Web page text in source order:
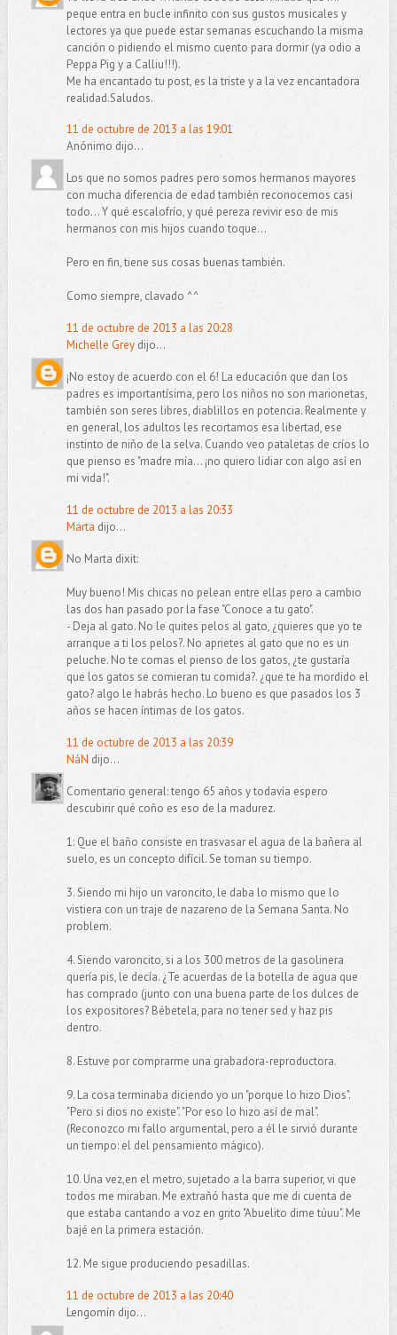
peque entra en bucle infinito con sus gustos musicales y
lectores ya que puede estar semanas escuchando la misma
canción o pidiendo el mismo cuento para dormir (ya odio a
Peppa Pig y a Calliu!!!).
Me ha encantado tu post, es la triste y a la vez encantadora
realidad.Saludos.
11 de octubre de 2013 a las 19:01
Anónimo dijo...
Los que no somos padres pero somos hermanos mayores
con mucha diferencia de edad también reconocemos casi
todo... Y qué escalofrío, y qué pereza revivir eso de mis
hermanos con mis hijos cuando toque...
Pero en fin, tiene sus cosas buenas también.
Como siempre, clavado ^^
11 de octubre de 2013 a las 20:28
Michelle Greydijo...
¡No estoy de acuerdo con el 6! La educación que dan los
padres es importantísima, pero los niños no son marionetas,
también son seres libres, diablillos en potencia. Realmente y
en general, los adultos les recortamos esa libertad, ese
instinto de niño de la selva. Cuando veo pataletas de críos lo
que pienso es "madre mía... ¡no quiero lidiar con algo así en
mi vida!".
11 de octubre de 2013 a las 20:33
Marta dijo...
No Marta dixit:
Muy bueno! Mis chicas no pelean entre ellas pero a cambio
las dos han pasado por la fase "Conoce a tu gato".
- Deja al gato. No le quites pelos al gato, ¿quieres que yo te
arranque a ti los pelos?. No aprietes al gato que no es un
peluche. No te comas el pienso de los gatos, ¿te gustaría
que los gatos se comieran tu comida?. ¿que te ha mordido el
gato? algo le habrás hecho. Lo bueno es que pasados los 3
años se hacen íntimas de los gatos.
11 de octubre de 2013 a las 20:39
NáN dijo...
Comentario general: tengo 65 años y todavía espero
descubirir qué coño es eso de la madurez.
1: Que el baño consiste en trasvasar el agua de la bañera al
suelo, es un concepto difícil. Se toman su tiempo.
3. Siendo mi hijo un varoncito, le daba lo mismo que lo
vistiera con un traje de nazareno de la Semana Santa. No
problem.
4. Siendo varoncito, si a los 300 metros de la gasolinera
quería pis, le decía. ¿Te acuerdas de la botella de agua que
has comprado (junto con una buena parte de los dulces de
los expositores? Bébetela, para no tener sed y haz pis
dentro.
8. Estuve por comprarme una grabadora-reproductora.
9. La cosa terminaba diciendo yo un "porque lo hizo Dios".
"Pero si dios no existe". "Por eso lo hizo así de mal".
(Reconozco mi fallo argumental, pero a él le sirvió durante
un tiempo: el del pensamiento mágico).
10. Una vez,en el metro, sujetado a la barra superior, vi que
todos me miraban. Me extrañó hasta que me di cuenta de
que estaba cantando a voz en grito "Abuelito dime túuu". Me
bajé en la primera estación.
12. Me sigue produciendo pesadillas.
11 de octubre de 2013 a las 20:40
Lengomín dijo...